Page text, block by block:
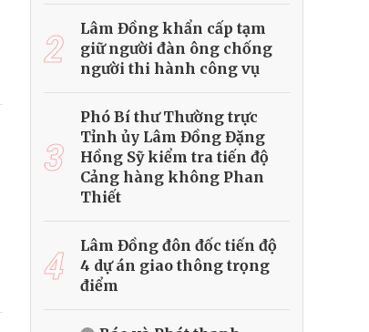
2
Lâm Đồng khẩn cấp tạm
giữ người đàn ông chống
người thi hành công vụ
3
Phó Bí thư Thường trực
Tỉnh ủy Lâm Đồng Đặng
Hồng Sỹ kiểm tra tiến độ
Cảng hàng không Phan
Thiết
4
Lâm Đồng đôn đốc tiến độ
4 dự án giao thông trọng
điểm